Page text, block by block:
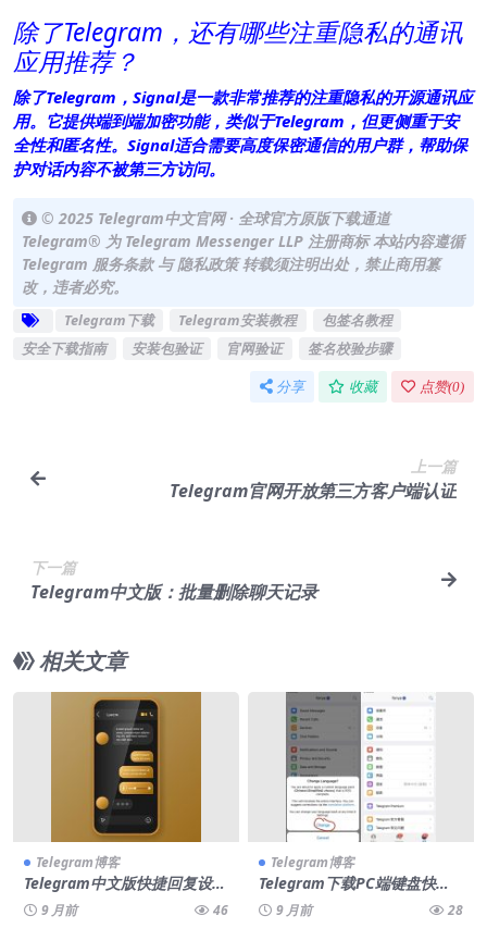
除了Telegram，还有哪些注重隐私的通讯
应用推荐？
除了Telegram，Signal是一款非常推荐的注重隐私的开源通讯应
用。它提供端到端加密功能，类似于Telegram，但更侧重于安
全性和匿名性。Signal适合需要高度保密通信的用户群，帮助保
护对话内容不被第三方访问。
© 2025 Telegram中文官网 · 全球官方原版下载通道
Telegram® 为 Telegram Messenger LLP 注册商标 本站内容遵循
Telegram 服务条款 与 隐私政策 转载须注明出处，禁止商用篡
改，违者必究。
Telegram下载 Telegram安装教程
包签名教程
安全下载指南
安装包验证 官网验证 签名校验步骤
分享 收藏 点赞(0)
上一篇
Telegram官网开放第三方客户端认证
下一篇
Telegram中文版：批量删除聊天记录
相关文章
Telegram博客
Telegram中文版快捷回复设置
指南9 月前 46
Telegram博客
Telegram下载PC端键盘快捷
键大全
9 月前 28